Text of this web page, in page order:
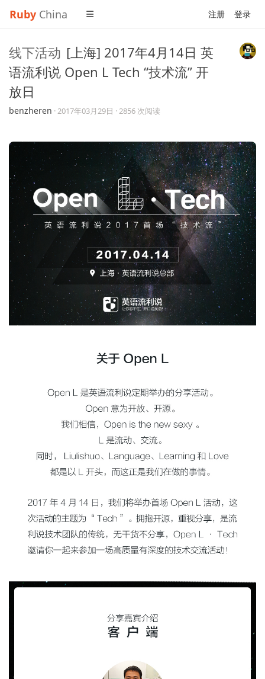
Ruby China 注册 登录
线下活动 [上海] 2017年4月14日 英
语流利说 Open L Tech “技术流” 开
放日
benzheren ·2017年03月29日 · 2856 次阅读